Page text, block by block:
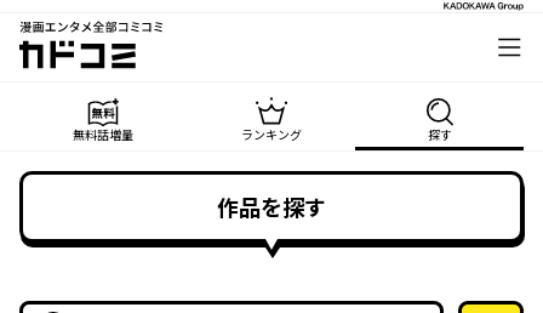
漫画エンタメ全部コミコミ
カドコミ
無料話増量 ランキング 探す
作品を探す